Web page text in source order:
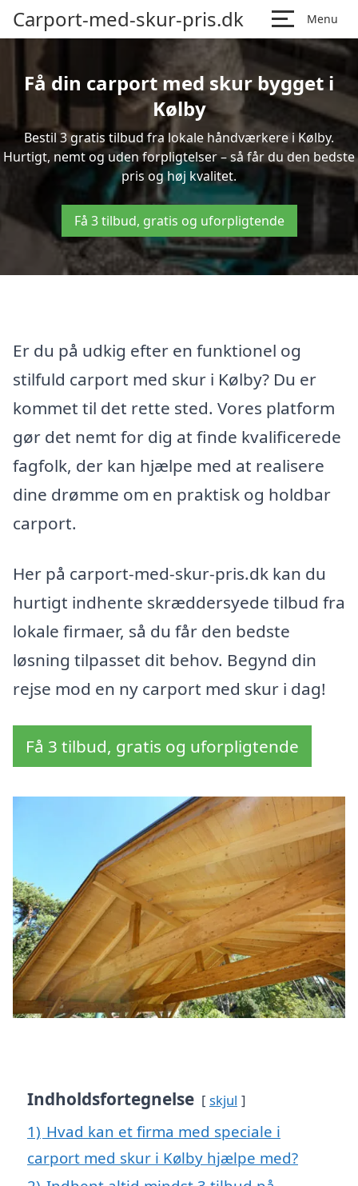
Carport-med-skur-pris.dk Menu
Få din carport med skur bygget i
Kølby
Bestil 3 gratis tilbud fra lokale håndværkere i Kølby.
Hurtigt, nemt og uden forpligtelser – så får du den bedste
pris og høj kvalitet.
Få 3 tilbud, gratis og uforpligtende
Er du på udkig efter en funktionel og
stilfuld carport med skur i Kølby? Du er
kommet til det rette sted. Vores platform
gør det nemt for dig at finde kvalificerede
fagfolk, der kan hjælpe med at realisere
dine drømme om en praktisk og holdbar
carport.
Her på carport-med-skur-pris.dk kan du
hurtigt indhente skræddersyede tilbud fra
lokale firmaer, så du får den bedste
løsning tilpasset dit behov. Begynd din
rejse mod en ny carport med skur i dag!
Få 3 tilbud, gratis og uforpligtende
Indholdsfortegnelse skjul
1) Hvad kan et firma med speciale i
carport med skur i Kølby hjælpe med?